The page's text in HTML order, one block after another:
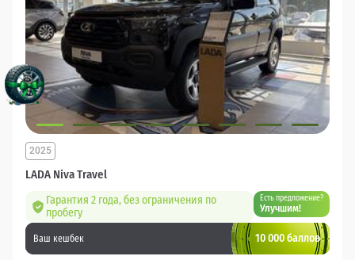
LADA Niva Travel
2025
Гарантия 2 года, без ограничения по
пробегу
Есть предложение?
Улучшим!
Ваш кешбек 10 000 баллов